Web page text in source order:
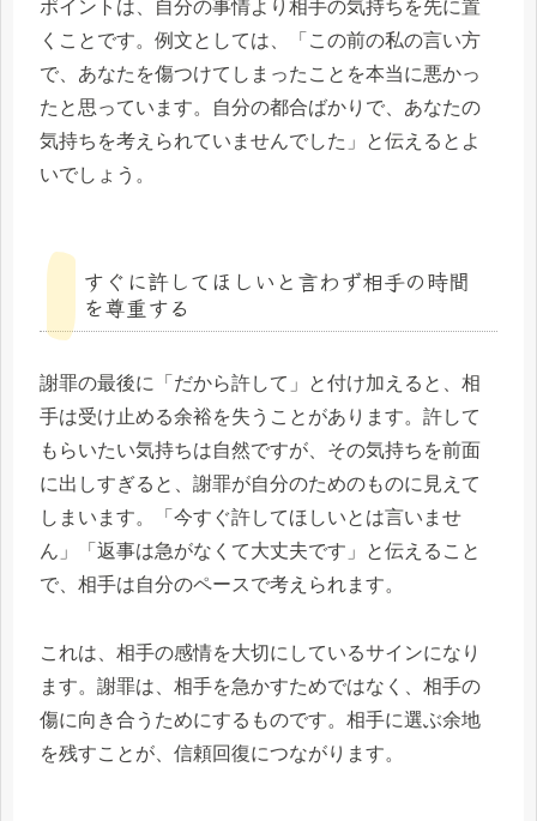
ポイントは、自分の事情より相手の気持ちを先に置
くことです。例文としては、「この前の私の言い方
で、あなたを傷つけてしまったことを本当に悪かっ
たと思っています。自分の都合ばかりで、あなたの
気持ちを考えられていませんでした」と伝えるとよ
いでしょう。
すぐに許してほしいと言わず相手の時間
を尊重する
謝罪の最後に「だから許して」と付け加えると、相
手は受け止める余裕を失うことがあります。許して
もらいたい気持ちは自然ですが、その気持ちを前面
に出しすぎると、謝罪が自分のためのものに見えて
しまいます。「今すぐ許してほしいとは言いませ
ん」「返事は急がなくて大丈夫です」と伝えること
で、相手は自分のペースで考えられます。
これは、相手の感情を大切にしているサインになり
ます。謝罪は、相手を急かすためではなく、相手の
傷に向き合うためにするものです。相手に選ぶ余地
を残すことが、信頼回復につながります。